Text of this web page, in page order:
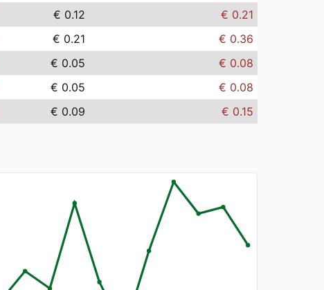
€ 0.12
€ 0.21
€ 0.21
€ 0.36
€ 0.05
€ 0.08
€ 0.05
€ 0.08
€ 0.09 € 0.15